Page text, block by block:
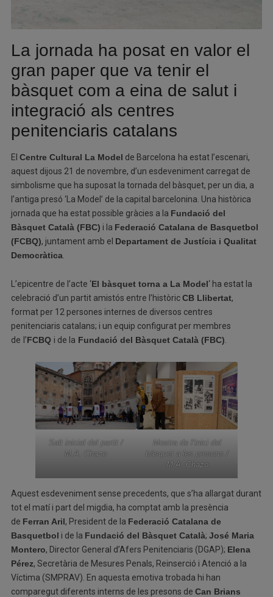
La jornada ha posat en valor el
gran paper que va tenir el
bàsquet com a eina de salut i
integració als centres
penitenciaris catalans
El Centre Cultural La Model de Barcelona ha estat l’escenari,
aquest dijous 21 de novembre, d’un esdeveniment carregat de
simbolisme que ha suposat la tornada del bàsquet, per un dia, a
l’antiga presó ‘La Model’ de la capital barcelonina. Una històrica
jornada que ha estat possible gràcies a la Fundació del
Bàsquet Català (FBC) i la Federació Catalana de Basquetbol
(FCBQ), juntament amb el Departament de Justícia i Qualitat
Democràtica.
L’epicentre de l’acte ‘El bàsquet torna a La Model‘ ha estat la
celebració d’un partit amistós entre l’històricCB Llibertat,
format per 12 persones internes de diversos centres
penitenciaris catalans; i un equip configurat per membres
de l’FCBQ i de la Fundació del Bàsquet Català (FBC)
Salt inicial del partit /
M.A. Chazo
Mostra de l’inici del
bàsquet a les presons /
M.A. Chazo
Aquest esdeveniment sense precedents, que s’ha allargat durant
tot el matí i part del migdia, ha comptat amb la presència
de Ferran Aril, President de la Federació Catalana de
Basquetbol i de la Fundació del Bàsquet Català; José Maria
Montero, Director General d’Afers Penitenciaris (DGAP); Elena
Pérez, Secretària de Mesures Penals, Reinserció i Atenció a la
Víctima (SMPRAV). En aquesta emotiva trobada hi han
comparegut diferents interns de les presons de Can Brians